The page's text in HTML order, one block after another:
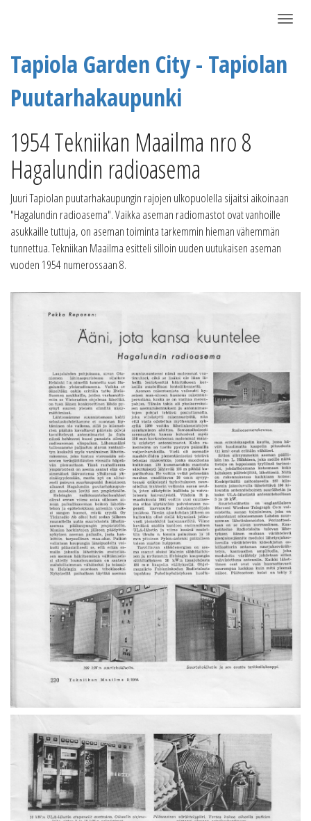
Tapiola Garden City - Tapiolan
Puutarhakaupunki
1954 Tekniikan Maailma nro 8
Hagalundin radioasema
Juuri Tapiolan puutarhakaupungin rajojen ulkopuolella sijaitsi aikoinaan
"Hagalundin radioasema". Vaikka aseman radiomastot ovat vanhoille
asukkaille tuttuja, on aseman toiminta tarkemmin hieman vähemmän
tunnettua. Tekniikan Maailma esitteli silloin uuden uutukaisen aseman
vuoden 1954 numerossaan 8.